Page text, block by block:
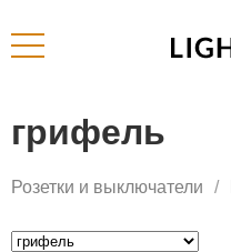
грифель
Розетки и выключатели